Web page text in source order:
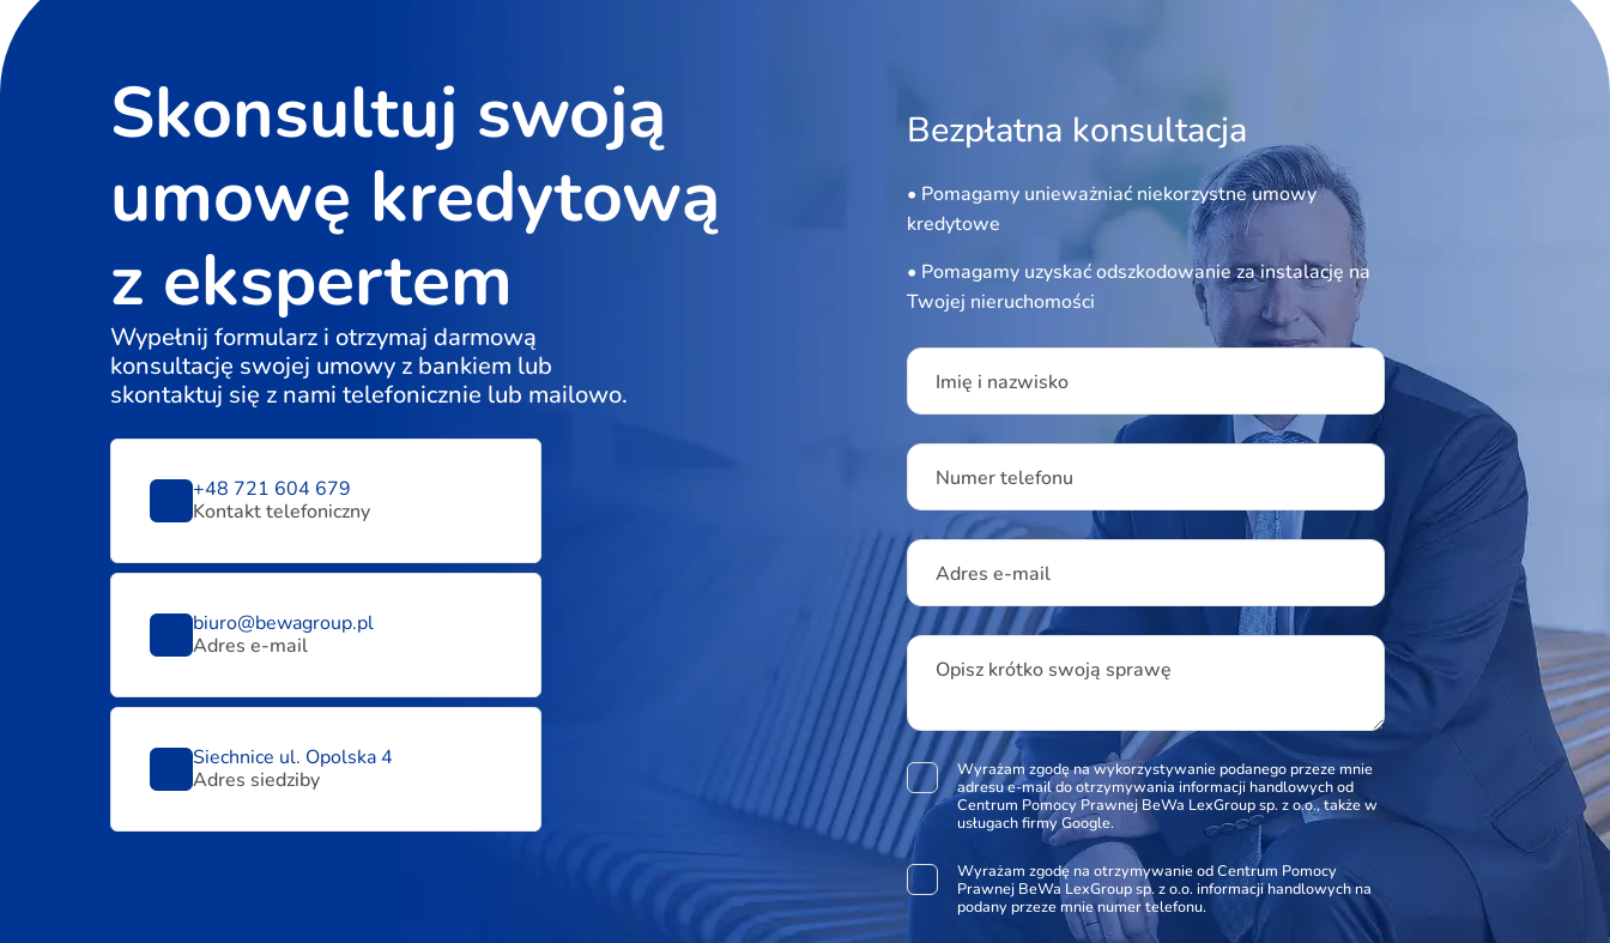
Skonsultuj swoją
umowę kredytową
z ekspertem
Wypełnij formularz i otrzymaj darmową
konsultację swojej umowy z bankiem lub
skontaktuj się z nami telefonicznie lub mailowo.
+48 721 604 679
Kontakt telefoniczny
biuro@bewagroup.pl
Adres e-mail
Siechnice ul. Opolska 4
Adres siedziby
Bezpłatna konsultacja
• Pomagamy unieważniać niekorzystne umowy
kredytowe
• Pomagamy uzyskać odszkodowanie za instalację na
Twojej nieruchomości
Please leave this field empty.
Imię i nazwisko
Numer telefonu
Adres e-mail
Opisz krótko swoją sprawę
Wyrażam zgodę na wykorzystywanie podanego przeze mnie
adresu e-mail do otrzymywania informacji handlowych od
Centrum Pomocy Prawnej BeWa LexGroup sp. z o.o., także w
usługach firmy Google.
Wyrażam zgodę na otrzymywanie od Centrum Pomocy
Prawnej BeWa LexGroup sp. z o.o. informacji handlowych na
podany przeze mnie numer telefonu.